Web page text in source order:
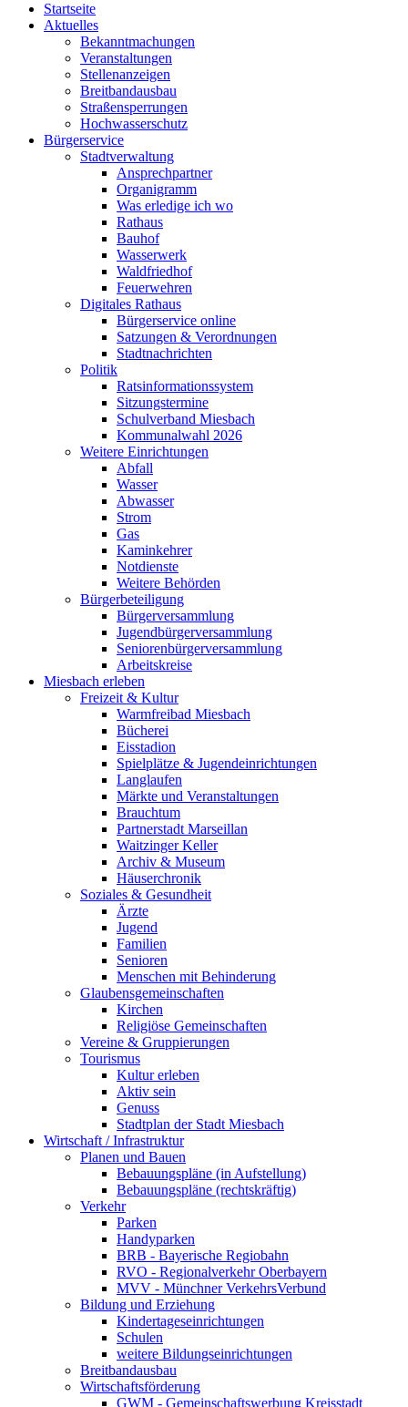
Startseite
Aktuelles
Bekanntmachungen
Veranstaltungen
Stellenanzeigen
Breitbandausbau
Straßensperrungen
Hochwasserschutz
Bürgerservice
Stadtverwaltung
Ansprechpartner
Organigramm
Was erledige ich wo
Rathaus
Bauhof
Wasserwerk
Waldfriedhof
Feuerwehren
Digitales Rathaus
Bürgerservice online
Satzungen & Verordnungen
Stadtnachrichten
Politik
Ratsinformationssystem
Sitzungstermine
Schulverband Miesbach
Kommunalwahl 2026
Weitere Einrichtungen
Abfall
Wasser
Abwasser
Strom
Gas
Kaminkehrer
Notdienste
Weitere Behörden
Bürgerbeteiligung
Bürgerversammlung
Jugendbürgerversammlung
Seniorenbürgerversammlung
Arbeitskreise
Miesbach erleben
Freizeit & Kultur
Warmfreibad Miesbach
Bücherei
Eisstadion
Spielplätze & Jugendeinrichtungen
Langlaufen
Märkte und Veranstaltungen
Brauchtum
Partnerstadt Marseillan
Waitzinger Keller
Archiv & Museum
Häuserchronik
Soziales & Gesundheit
Ärzte
Jugend
Familien
Senioren
Menschen mit Behinderung
Glaubensgemeinschaften
Kirchen
Religiöse Gemeinschaften
Vereine & Gruppierungen
Tourismus
Kultur erleben
Aktiv sein
Genuss
Stadtplan der Stadt Miesbach
Wirtschaft / Infrastruktur
Planen und Bauen
Bebauungspläne (in Aufstellung)
Bebauungspläne (rechtskräftig)
Verkehr
Parken
Handyparken
BRB - Bayerische Regiobahn
RVO - Regionalverkehr Oberbayern
MVV - Münchner VerkehrsVerbund
Bildung und Erziehung
Kindertageseinrichtungen
Schulen
weitere Bildungseinrichtungen
Breitbandausbau
Wirtschaftsförderung
GWM - Gemeinschaftswerbung Kreisstadt